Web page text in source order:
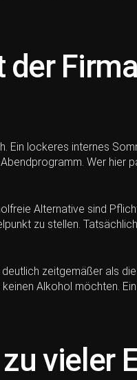
Ein lockeres internes
Wer hier
Alternative sind
zu stellen.
zeitgemäßer als
Alkohol möchten. Ein
vieler